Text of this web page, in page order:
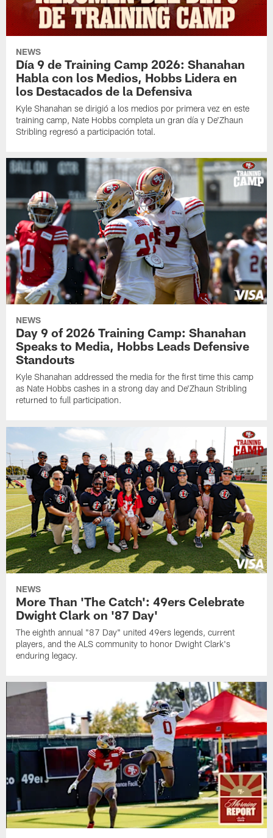
NEWS
Día 9 de Training Camp 2026: Shanahan
Habla con los Medios, Hobbs Lidera en
los Destacados de la Defensiva
Kyle Shanahan se dirigió a los medios por primera vez en este
training camp, Nate Hobbs completa un gran día y De'Zhaun
Stribling regresó a participación total.
NEWS
Day 9 of 2026 Training Camp: Shanahan
Speaks to Media, Hobbs Leads Defensive
Standouts
Kyle Shanahan addressed the media for the first time this camp
as Nate Hobbs cashes in a strong day and De'Zhaun Stribling
returned to full participation.
NEWS
More Than 'The Catch': 49ers Celebrate
Dwight Clark on '87 Day'
The eighth annual "87 Day" united 49ers legends, current
players, and the ALS community to honor Dwight Clark's
enduring legacy.